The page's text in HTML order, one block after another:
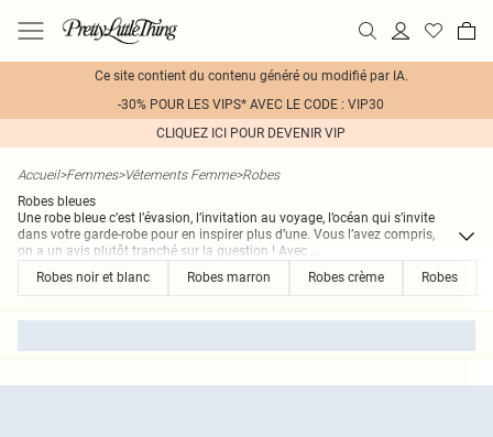
Ce site contient du contenu généré ou modifié par IA.
-30% POUR LES VIPS* AVEC LE CODE : VIP30
CLIQUEZ ICI POUR DEVENIR VIP
Accueil>Femmes>Vêtements Femme>Robes
Robes bleues
Une robe bleue c’est l’évasion, l’invitation au voyage, l’océan qui s’invite
dans votre garde-robe pour en inspirer plus d’une. Vous l’avez compris,
on a un avis plutôt tranché sur la question ! Avec ...
Robes noir et blanc
Robes marron Robes crème Robes